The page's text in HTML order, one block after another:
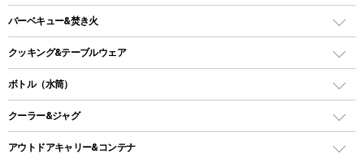
タープ
スクエアタープ（レクタタープ）
メッシュタープ
自立式タープ
ガスランタン
オイルランタン
LEDライト
ヘッドライト
キャンドル
ガスバーナー
ガス缶
ガストーチ、ライター
バーベキュー&焚き火
バーベキューコンロ、グリル
焚き火台タイプ（ロースタイル）グリル
卓上タイプグリル
パーティータイプグリル
クッキング&テーブルウェア
ダッチオーブン
ホットサンドメーカー
ボトル（水筒）
ステンレスボトル
クーラー&ジャグ
クーラーボックス
アウトドアキャリー&コンテナ